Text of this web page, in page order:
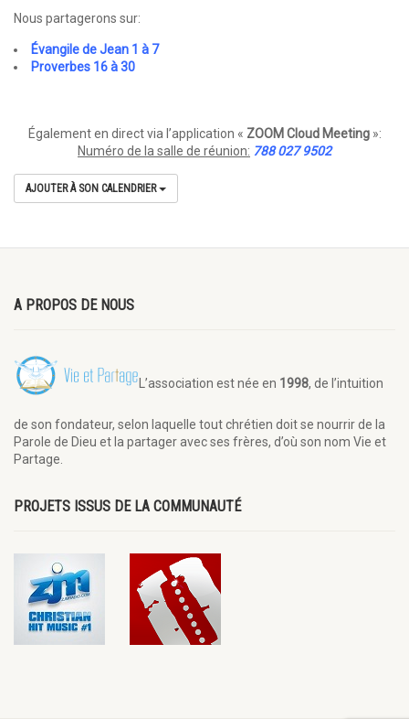
Nous partagerons sur:
Évangile de Jean 1 à 7
Proverbes 16 à 30
Également en direct via l’application « ZOOM Cloud Meeting»:
Numéro de la salle de réunion: 788 027 9502
AJOUTER À SON CALENDRIER
A PROPOS DE NOUS
L’association est née en 1998, de l’intuition
de son fondateur, selon laquelle tout chrétien doit se nourrir de la
Parole de Dieu et la partager avec ses frères, d’où son nom Vie et
Partage.
PROJETS ISSUS DE LA COMMUNAUTÉ